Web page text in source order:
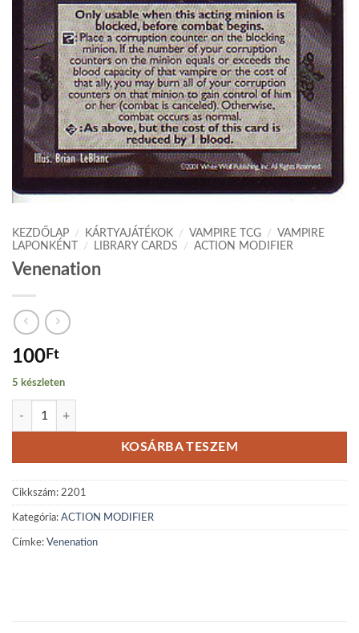
KEZDŐLAP / KÁRTYAJÁTÉKOK / VAMPIRE TCG /
VAMPIRE
LAPONKÉNT
/ LIBRARY CARDS / ACTION MODIFIER
Venenation
100Ft
5 készleten
Venenation mennyiség
KOSÁRBA TESZEM
Cikkszám: 2201
Kategória: ACTION MODIFIER
Címke: Venenation